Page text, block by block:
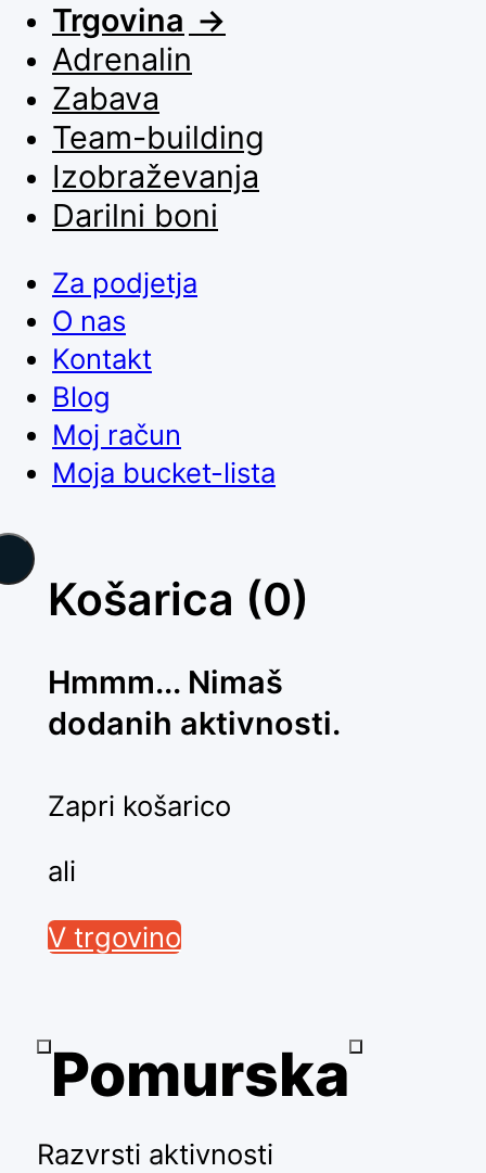
Trgovina
Adrenalin
Zabava
Team-building
Izobraževanja
Darilni boni
Za podjetja
O nas
Kontakt
Blog
Moj račun
Moja bucket-lista
Košarica (0)
Hmmm... Nimaš
dodanih aktivnosti.
Zapri košarico
ali
V trgovino
Pomurska
Razvrsti aktivnosti